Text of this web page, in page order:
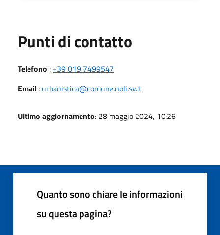
Punti di contatto
Telefono : +39 019 7499547
Email : urbanistica@comune.noli.sv.it
Ultimo aggiornamento: 28 maggio 2024, 10:26
Quanto sono chiare le informazioni
su questa pagina?